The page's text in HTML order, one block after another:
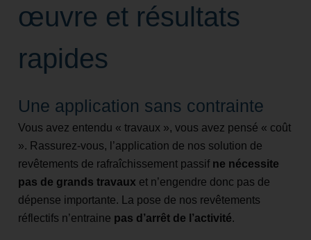
œuvre et résultats
rapides
Une application sans contrainte
Vous avez entendu « travaux », vous avez pensé « coût
». Rassurez-vous, l’application de nos solution de
revêtements de rafraîchissement passif ne nécessite
pas de grands travaux et n’engendre donc pas de
dépense importante. La pose de nos revêtements
réflectifs n’entraine pas d’arrêt de l’activité.